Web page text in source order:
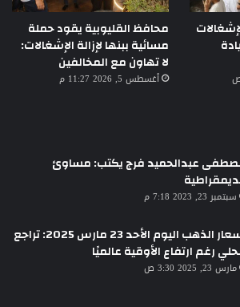
محافظ القليوبية يقود حملة
مسائية ببنها لإزالة الإشغالات:
لا تهاون مع المخالفين
أغسطس 5, 2026 11:27 م
عبدالحميد فرج يكتب: مساوئ
سبتمبر 23, 2023 7:18 م
أسعار الذهب اليوم الأحد 23 مارس 2025: تراجع
رغم ارتفاع الأوقية عالميًا
مارس 23, 2025 3:30 ص